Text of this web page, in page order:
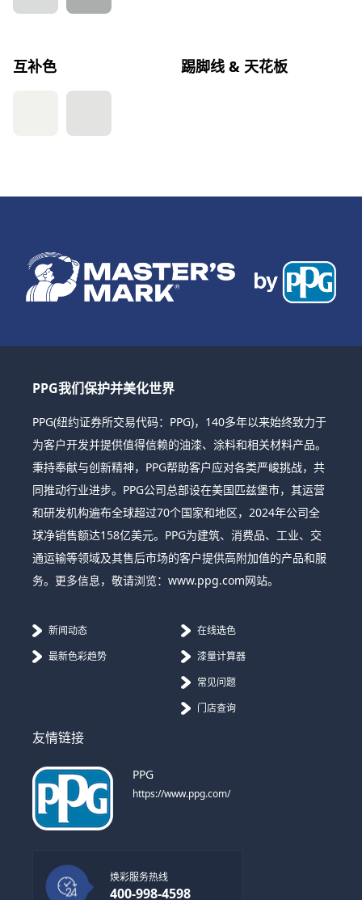
互补色 踢脚线 & 天花板
PPG我们保护并美化世界
PPG(纽约证券所交易代码：PPG)，140多年以来始终致力于
为客户开发并提供值得信赖的油漆、涂料和相关材料产品。
秉持奉献与创新精神，PPG帮助客户应对各类严峻挑战，共
同推动行业进步。PPG公司总部设在美国匹兹堡市，其运营
和研发机构遍布全球超过70个国家和地区，2024年公司全
球净销售额达158亿美元。PPG为建筑、消费品、工业、交
通运输等领域及其售后市场的客户提供高附加值的产品和服
务。更多信息，敬请浏览：www.ppg.com网站。
新闻动态
最新色彩趋势
在线选色
漆量计算器
常见问题
门店查询
友情链接
PPG
https://www.ppg.com/
焕彩服务热线
400-998-4598